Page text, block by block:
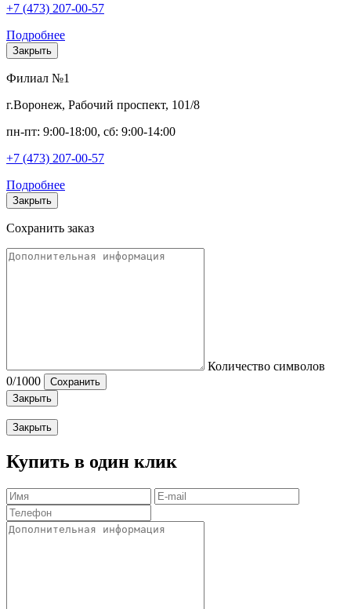
+7 (473) 207-00-57
Подробнее
Закрыть
Филиал №1
г.Воронеж, Рабочий проспект, 101/8
пн-пт: 9:00-18:00, сб: 9:00-14:00
+7 (473) 207-00-57
Подробнее
Закрыть
Сохранить заказ
Количество символов
0/1000
Сохранить
Закрыть
Закрыть
Купить в один клик